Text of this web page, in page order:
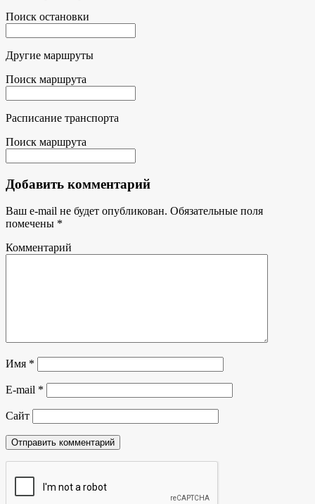
Поиск остановки
Другие маршруты
Поиск маршрута
Расписание транспорта
Поиск маршрута
Добавить комментарий
Ваш e-mail не будет опубликован. Обязательные поля
помечены *
Комментарий
Имя *
E-mail *
Сайт